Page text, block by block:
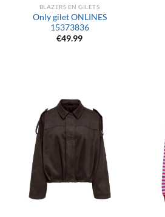
BLAZERS EN GILETS
Only gilet ONLINES
15373836
€49.99